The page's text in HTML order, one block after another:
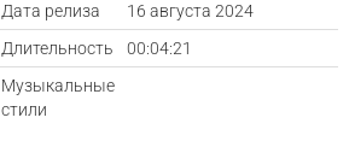
Дата релиза
16 августа 2024
Длительность
00:04:21
Музыкальные
стили